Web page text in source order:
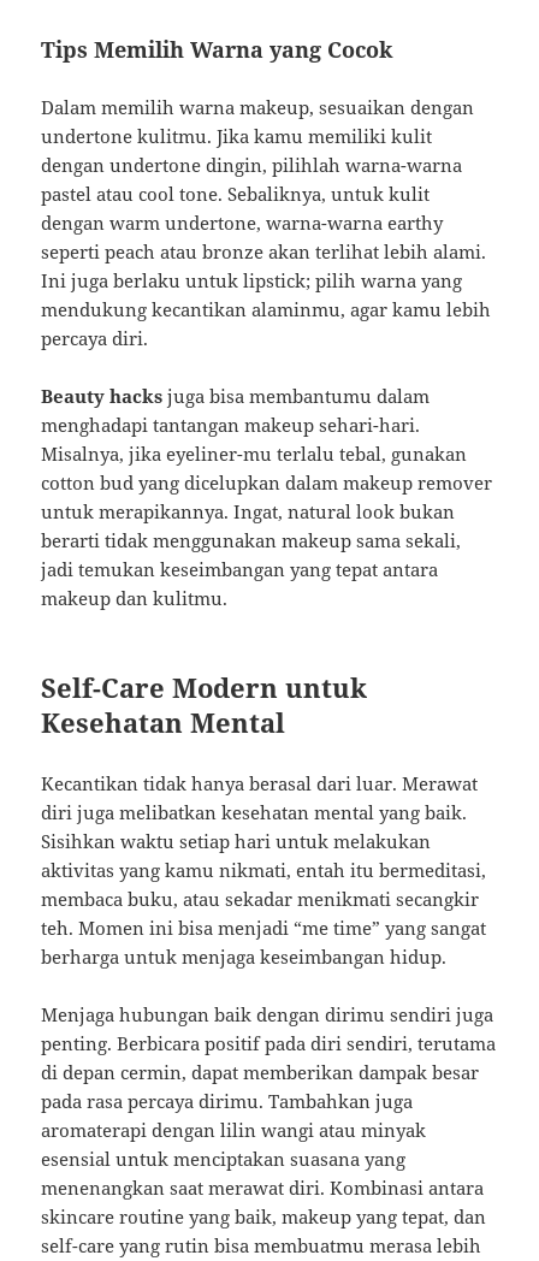
Tips Memilih Warna yang Cocok
Dalam memilih warna makeup, sesuaikan dengan
undertone kulitmu. Jika kamu memiliki kulit
dengan undertone dingin, pilihlah warna-warna
pastel atau cool tone. Sebaliknya, untuk kulit
dengan warm undertone, warna-warna earthy
seperti peach atau bronze akan terlihat lebih alami.
Ini juga berlaku untuk lipstick; pilih warna yang
mendukung kecantikan alaminmu, agar kamu lebih
percaya diri.
Beauty hacks juga bisa membantumu dalam
menghadapi tantangan makeup sehari-hari.
Misalnya, jika eyeliner-mu terlalu tebal, gunakan
cotton bud yang dicelupkan dalam makeup remover
untuk merapikannya. Ingat, natural look bukan
berarti tidak menggunakan makeup sama sekali,
jadi temukan keseimbangan yang tepat antara
makeup dan kulitmu.
Self-Care Modern untuk
Kesehatan Mental
Kecantikan tidak hanya berasal dari luar. Merawat
diri juga melibatkan kesehatan mental yang baik.
Sisihkan waktu setiap hari untuk melakukan
aktivitas yang kamu nikmati, entah itu bermeditasi,
membaca buku, atau sekadar menikmati secangkir
teh. Momen ini bisa menjadi “me time” yang sangat
berharga untuk menjaga keseimbangan hidup.
Menjaga hubungan baik dengan dirimu sendiri juga
penting. Berbicara positif pada diri sendiri, terutama
di depan cermin, dapat memberikan dampak besar
pada rasa percaya dirimu. Tambahkan juga
aromaterapi dengan lilin wangi atau minyak
esensial untuk menciptakan suasana yang
menenangkan saat merawat diri. Kombinasi antara
skincare routine yang baik, makeup yang tepat, dan
self-care yang rutin bisa membuatmu merasa lebih